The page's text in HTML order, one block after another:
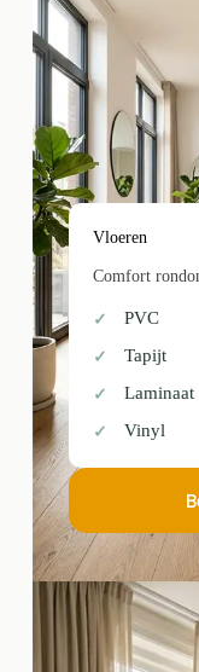
Vloeren
Comfort
PVC
Tapijt
Laminaat
Vinyl